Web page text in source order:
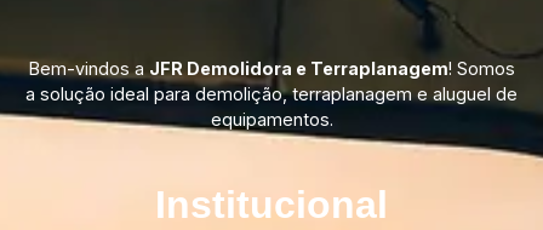
Bem-vindos a JFR Demolidora e Terraplanagem! Somos
a solução ideal para demolição, terraplanagem e aluguel de
equipamentos.
Institucional​